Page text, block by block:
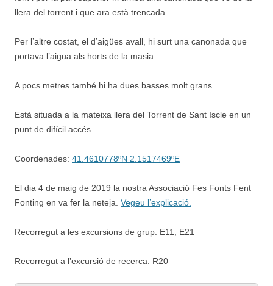
llera del torrent i que ara està trencada.
Per l’altre costat, el d’aigües avall, hi surt una canonada que
portava l’aigua als horts de la masia.
A pocs metres també hi ha dues basses molt grans.
Està situada a la mateixa llera del Torrent de Sant Iscle en un
punt de difícil accés.
Coordenades: 41.4610778ºN 2.1517469ºE
El dia 4 de maig de 2019 la nostra Associació Fes Fonts Fent
Fonting en va fer la neteja. Vegeu l’explicació.
Recorregut a les excursions de grup: E11, E21
Recorregut a l’excursió de recerca: R20